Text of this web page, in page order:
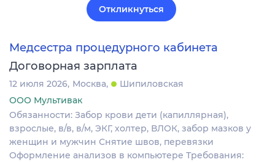
Откликнуться
Медсестра процедурного кабинета
Договорная зарплата
12 июля 2026 Москва
Шипиловская
ООО Мультивак
Обязанности: Забор крови дети (капиллярная),
взрослые, в/в, в/м, ЭКГ, холтер, ВЛОК, забор мазков у
женщин и мужчин Снятие швов, перевязки
Оформление анализов в компьютере Требования: